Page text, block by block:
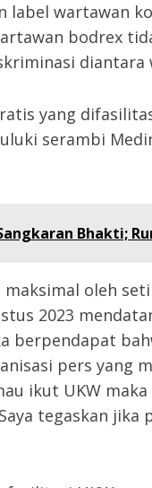
label wartawan
bodrex
diantara
yang
serambi
Bhakti;
oleh
2023
berpendapat
pers yang
ikut UKW
tegaskan